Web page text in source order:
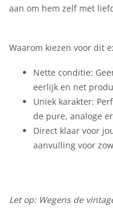
aan om hem zelf met
Waarom kiezen voor dit
Nette conditie:
eerlijk en net
Uniek karakter:
de pure, analoge
Direct klaar voor
aanvulling voor
Let op: Wegens de